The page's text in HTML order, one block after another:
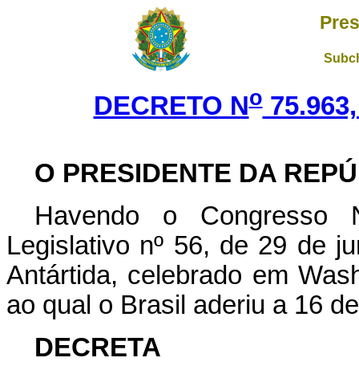
DECRETO No75.963,
O PRESIDENTE DA
Havendo o Congresso
Legislativo nº 56, de 29 de
Antártida, celebrado em
ao qual o Brasil aderiu a 16
DECRETA